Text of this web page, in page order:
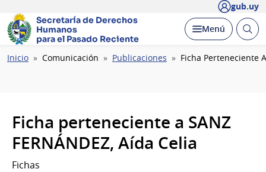
gub.uy
Secretaría de Derechos
Humanos
para el Pasado Reciente
Desplegar
Menú Abrir
Ruta
Inicio Comunicación Publicaciones Ficha Perteneciente
Ficha perteneciente a SANZ
FERNÁNDEZ, Aída Celia
Fichas